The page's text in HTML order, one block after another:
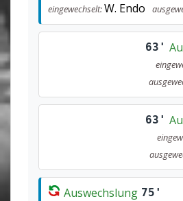
eingewechselt:W. Endo
63'
63'
Auswechslung 75'